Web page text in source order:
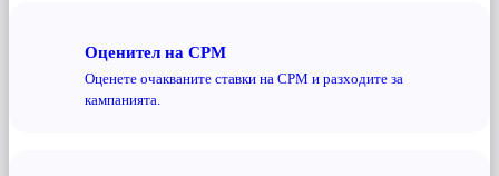
Оценител на CPM
Оценете очакваните ставки на CPM и разходите за
кампанията.